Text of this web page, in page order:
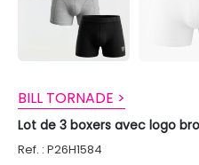
BILL TORNADE >
Lot de 3 boxers avec logo
Ref. : P26H1584